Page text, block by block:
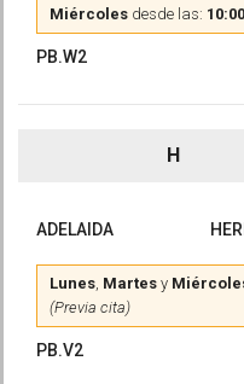
Miércoles desde las: 10:00
PB.W2
H
ADELAIDA
Lunes, Martes y
(Previa cita)
PB.V2